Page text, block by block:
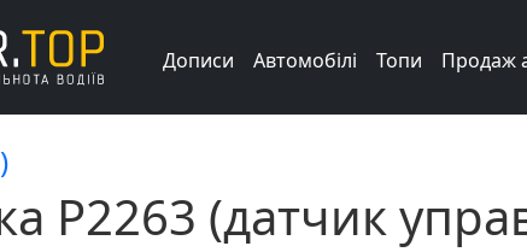
Дописи Автомобілі Топи Продаж
P2263 (датчик